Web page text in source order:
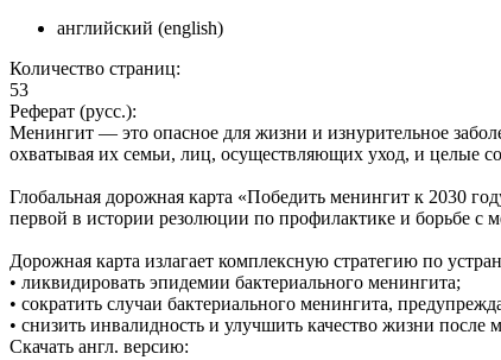
английский (english)
Количество страниц:
53
Реферат (русс.):
Менингит — это опасное для жизни и изнурительное
охватывая их семьи, лиц, осуществляющих уход, и целые
Глобальная дорожная карта «Победить менингит к 2030
первой в истории резолюции по профилактике и борьбе с
Дорожная карта излагает комплексную стратегию по
• ликвидировать эпидемии бактериального менингита;
• сократить случаи бактериального менингита,
• снизить инвалидность и улучшить качество жизни
Скачать англ. версию: